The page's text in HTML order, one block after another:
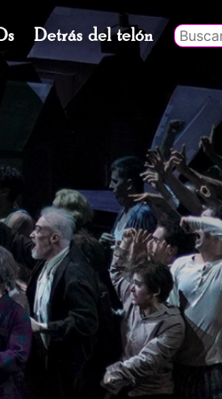
Detrás del telón
Buscar